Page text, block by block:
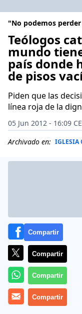
"No podemos
Teólogos
mundo
país donde
de pisos
Piden que las
línea roja de la
05 Jun 2012 - 16:09
Archivado en: IGLESIA
«Los débiles
Compartir
Compartir
Compartir
Compartir